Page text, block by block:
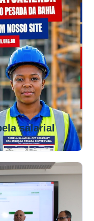
salarial